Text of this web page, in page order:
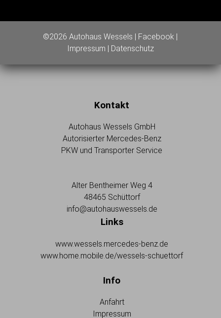
©2026 Autohaus Wessels | Facebook |
Impressum | Datenschutz
Kontakt
Autohaus Wessels GmbH
Autorisierter Mercedes-Benz
PKW und Transporter Service
Alter Bentheimer Weg 4
48465 Schüttorf
info@autohauswessels.de
Links
www.wessels.mercedes-benz.de
www.home.mobile.de/wessels-schuettorf
Info
Anfahrt
Impressum